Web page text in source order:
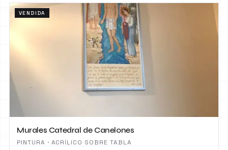
VENDIDA
Murales Catedral de Canelones
PINTURA · ACRÍLICO SOBRE TABLA